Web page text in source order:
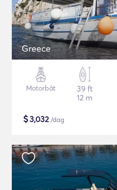
Greece
Motorbåt
39 ft
12 m
$3,032/dag